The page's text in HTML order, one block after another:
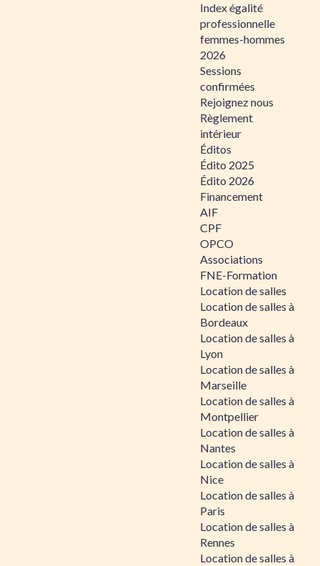
Index égalité
professionnelle
femmes-hommes
2026
Sessions
confirmées
Rejoignez nous
Règlement
intérieur
Éditos
Édito 2025
Édito 2026
Financement
AIF
CPF
OPCO
Associations
FNE-Formation
Location de salles
Location de salles à
Bordeaux
Location de salles à
Lyon
Location de salles à
Marseille
Location de salles à
Montpellier
Location de salles à
Nantes
Location de salles à
Nice
Location de salles à
Paris
Location de salles à
Rennes
Location de salles à